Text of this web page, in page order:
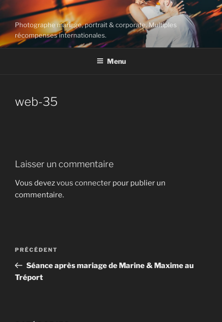
Aller
au
contenu
principal
Photographe mariage, portrait & corporate. Multiples
récompenses internationales.
Menu
web-35
Laisser un commentaire
Vous devezvous connecter pour publier un
commentaire.
Navigation
l’article
Article
précédent
PRÉCÉDENT
Séance après mariage de Marine & Maxime au
Tréport